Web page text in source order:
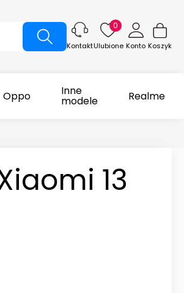
Koszyk
Konto
KontaktUlubione
0
Oppo Inne
modele Realme
13